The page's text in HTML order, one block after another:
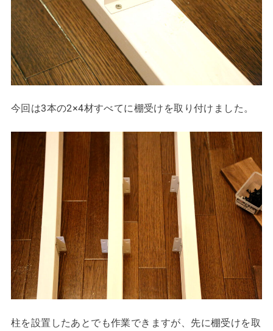
今回は3本の2×4材すべてに棚受けを取り付けました。
柱を設置したあとでも作業できますが、先に棚受けを取